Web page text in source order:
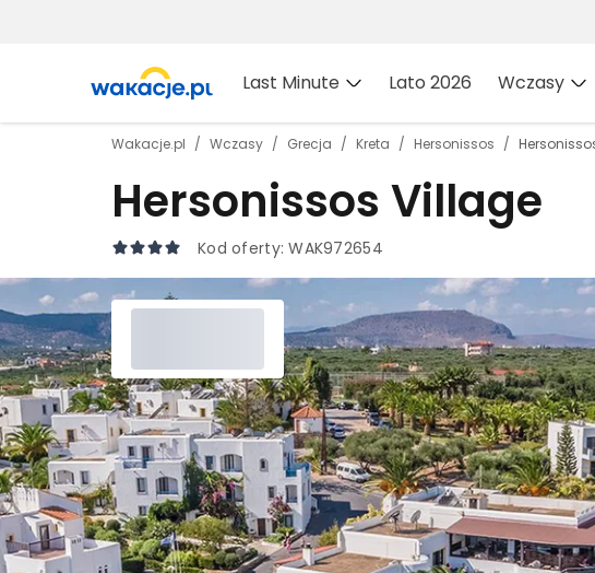
Last Minute Lato 2026 Wczasy
Wakacje.pl Wczasy Grecja Kreta Hersonissos
Hersonissos Village
Kod oferty:WAK972654